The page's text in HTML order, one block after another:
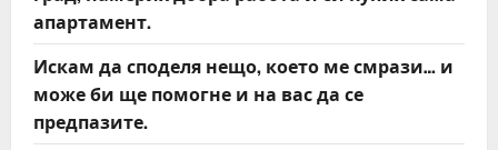
апартамент.
Искам да споделя нещо, което ме смрази… и
може би ще помогне и на вас да се
предпазите.